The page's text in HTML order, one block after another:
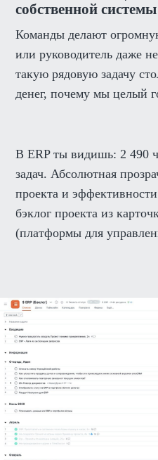
собственной
Команды делают
или руководитель даже
такую рядовую задачу
денег, почему мы целый
В ERP ты видишь: 2 490
задач. Абсолютная
проекта и
бэклог проекта из
(платформы для